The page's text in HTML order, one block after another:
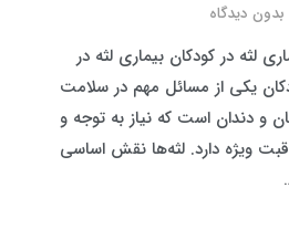
بدون دیدگاه
لثه در کودکان بیماری لثه در
یکی از مسائل مهم در سلامت
و دندان است که نیاز به توجه و
ویژه دارد. لثه‌ها نقش اساسی